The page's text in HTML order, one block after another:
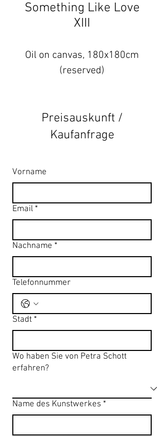
Something Like Love
XIII
Oil on canvas, 180x180cm
(reserved)
Preisauskunft /
Kaufanfrage
Vorname
Email *
Nachname *
Telefonnummer
Stadt *
Wo haben Sie von Petra Schott
erfahren?
Name des Kunstwerkes *